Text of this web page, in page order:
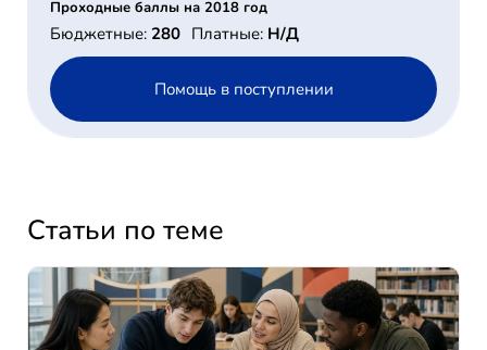
Проходные баллы на 2018 год
Бюджетные: 280 Платные: Н/Д
Помощь в поступлении
Статьи по теме